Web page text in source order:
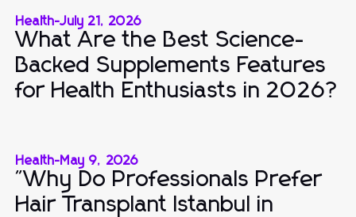
Health-July 21, 2026
What Are the Best Science-
Backed Supplements Features
for Health Enthusiasts in 2026?
Health-May 9, 2026
"Why Do Professionals Prefer
Hair Transplant Istanbul in